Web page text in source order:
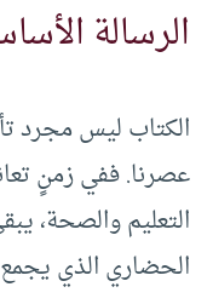
الرسالة
الكتاب ليس مجرد
عصرنا. ففي زمنٍ
التعليم والصحة،
الحضاري الذي